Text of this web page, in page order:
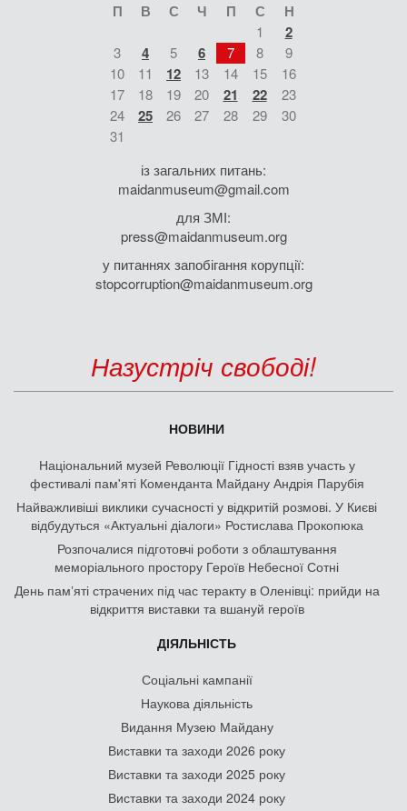
П В С Ч П С Н
1 2
3 4 5 6 7 8
9
10
11 12 13 14 15
16
17
18 19 20 21 22
23
24
25 26 27 28 29
30
31
із загальних питань:
maidanmuseum@gmail.com
для ЗМІ:
press@maidanmuseum.org
у питаннях запобігання корупції:
stopcorruption@maidanmuseum.org
Назустріч свободі!
НОВИНИ
Національний музей Революції Гідності взяв участь у
фестивалі пам'яті Коменданта Майдану Андрія Парубія
Найважливіші виклики сучасності у відкритій розмові. У Києві
відбудуться «Актуальні діалоги» Ростислава Прокопюка
Розпочалися підготовчі роботи з облаштування
меморіального простору Героїв Небесної Сотні
День памʼяті страчених під час теракту в Оленівці: прийди на
відкриття виставки та вшануй героїв
ДІЯЛЬНІСТЬ
Соціальні кампанії
Наукова діяльність
Видання Музею Майдану
Виставки та заходи 2026 року
Виставки та заходи 2025 року
Виставки та заходи 2024 року